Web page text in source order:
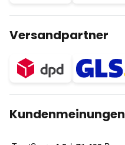
Versandpartner
Kundenmeinungen